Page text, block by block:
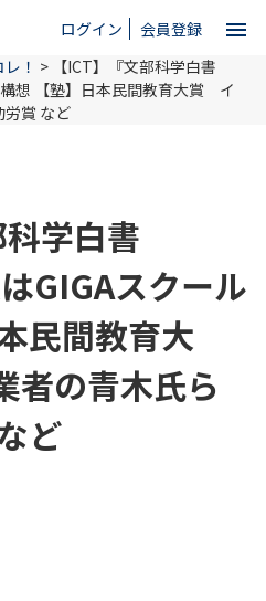
ログイン 会員登録 menu
close
！ > 【ICT】『文部科学白書
想 【塾】日本民間教育大賞 イ
労賞 など
科学白書
GIGAスクール
民間教育大
の青木氏ら
ど